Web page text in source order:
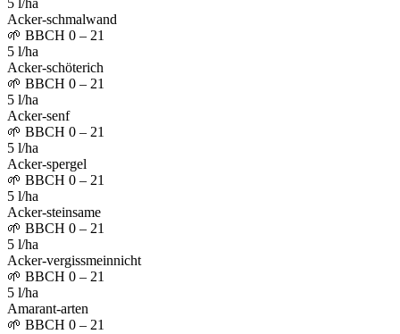
5 l/ha
Acker-schmalwand
🌱 BBCH 0 – 21
5 l/ha
Acker-schöterich
🌱 BBCH 0 – 21
5 l/ha
Acker-senf
🌱 BBCH 0 – 21
5 l/ha
Acker-spergel
🌱 BBCH 0 – 21
5 l/ha
Acker-steinsame
🌱 BBCH 0 – 21
5 l/ha
Acker-vergissmeinnicht
🌱 BBCH 0 – 21
5 l/ha
Amarant-arten
🌱 BBCH 0 – 21